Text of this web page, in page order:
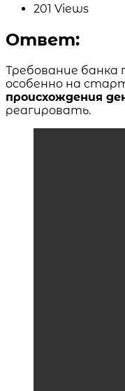
201 Views
Ответ:
Требование
особенно на
происхождения
реагировать.